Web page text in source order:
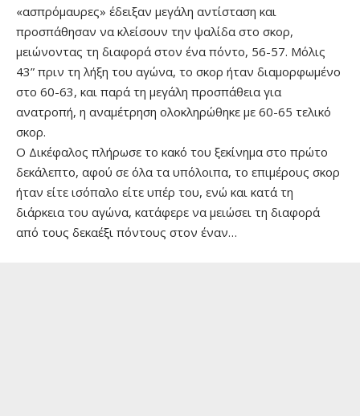
«ασπρόμαυρες» έδειξαν μεγάλη αντίσταση και
προσπάθησαν να κλείσουν την ψαλίδα στο σκορ,
μειώνοντας τη διαφορά στον ένα πόντο, 56-57. Μόλις
43” πριν τη λήξη του αγώνα, το σκορ ήταν διαμορφωμένο
στο 60-63, και παρά τη μεγάλη προσπάθεια για
ανατροπή, η αναμέτρηση ολοκληρώθηκε με 60-65 τελικό
σκορ.
Ο Δικέφαλος πλήρωσε το κακό του ξεκίνημα στο πρώτο
δεκάλεπτο, αφού σε όλα τα υπόλοιπα, το επιμέρους σκορ
ήταν είτε ισόπαλο είτε υπέρ του, ενώ και κατά τη
διάρκεια του αγώνα, κατάφερε να μειώσει τη διαφορά
από τους δεκαέξι πόντους στον έναν…